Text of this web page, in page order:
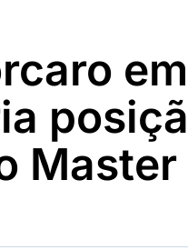
em
Master